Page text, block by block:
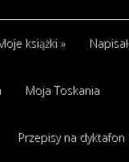
książki »
Moja Toskania
Przepisy na dyktafon